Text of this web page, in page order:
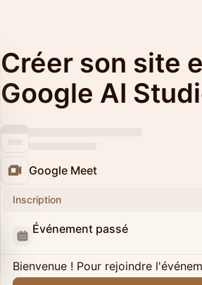
Créer son site
Google AI
Google Meet
Inscription
Événement passé
Bienvenue ! Pour rejoindre